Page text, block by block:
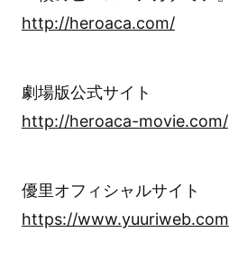
http://heroaca.com/
劇場版公式サイト
http://heroaca-movie.com/
優里オフィシャルサイト
https://www.yuuriweb.com